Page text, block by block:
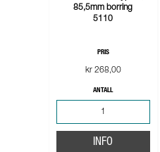
85,5mm borring
5110
PRIS
kr 268,00
ANTALL
INFO